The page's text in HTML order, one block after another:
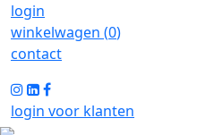
login
winkelwagen (0)
contact
login voor klanten